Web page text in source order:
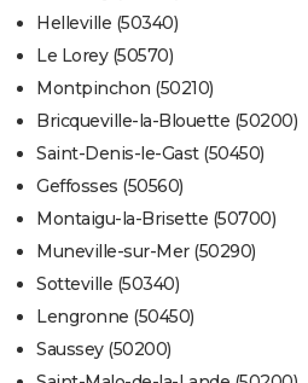
Helleville (50340)
Le Lorey (50570)
Montpinchon (50210)
Bricqueville-la-Blouette (50200)
Saint-Denis-le-Gast (50450)
Geffosses (50560)
Montaigu-la-Brisette (50700)
Muneville-sur-Mer (50290)
Sotteville (50340)
Lengronne (50450)
Saussey (50200)